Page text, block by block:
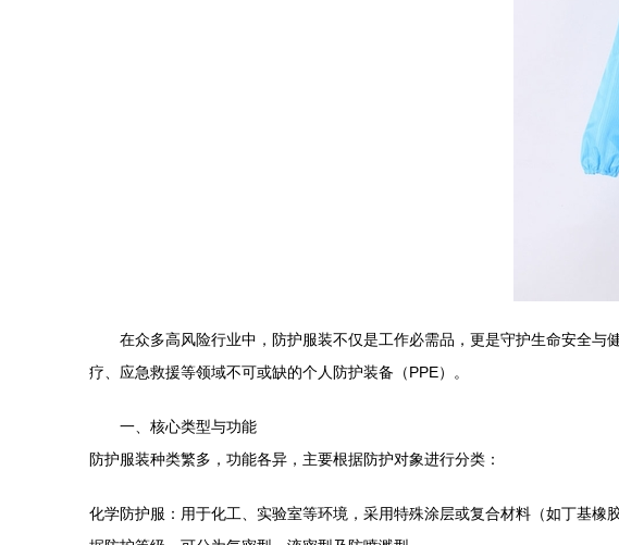
在众多高风险行业中，防护服装不仅是工作必需品，更是守护生命安全
疗、应急救援等领域不可或缺的个人防护装备（PPE）。
一、核心类型与功能
防护服装种类繁多，功能各异，主要根据防护对象进行分类：
化学防护服：用于化工、实验室等环境，采用特殊涂层或复合材料（如丁基